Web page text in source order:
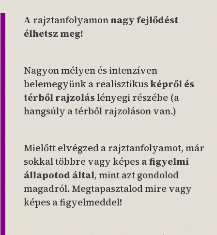
A rajztanfolyamonnagy fejlődést
élhetsz meg!
Nagyon mélyen és intenzíven
belemegyünk a realisztikusképről és
térből rajzoláslényegi részébe (a
hangsúly a térből rajzoláson van.)
Mielőtt elvégzed a rajztanfolyamot, már
sokkal többre vagy képesa figyelmi
állapotod által,mint azt gondolod
magadról. Megtapasztalod mire vagy
képes a figyelmeddel!